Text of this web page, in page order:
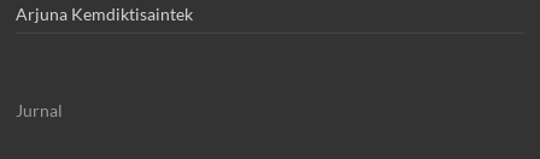
Arjuna Kemdiktisaintek
Jurnal